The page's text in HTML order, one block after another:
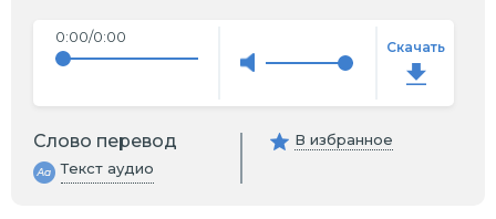
0:00/0:00
Скачать
Слово перевод
Текст аудио
В избранное